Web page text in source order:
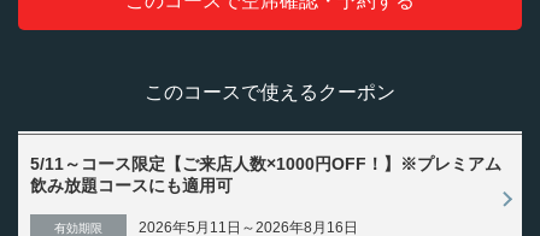
・リンゴ酢ソーダ/リンゴ酢×白桃ミックスソーダ/×マンゴーミックスソー
ダ/ゆずはちみつソーダ/黒酢ぶどう＆ベリーミックスソーダ
・焼酎（ロック・水割り・お湯割り）
・カシスソーダ／カシスオレンジ/カシスウーロン/クーニャン/ファジーネー
ブル
・グラスワイン
このコースで使えるクーポン
5/11～コース限定【ご来店人数×1000円OFF！】※プレミアム
飲み放題コースにも適用可
有効期限 2026年5月11日～2026年8月16日